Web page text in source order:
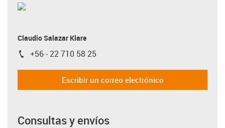
Claudio Salazar Klare
igus-icon-phone
+56 - 22 710 58 25
Escribir un correo electrónico
Consultas y envíos